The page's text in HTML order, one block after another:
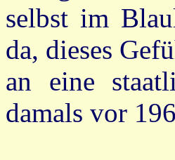
selbst im
da, dieses
an eine
damals vor